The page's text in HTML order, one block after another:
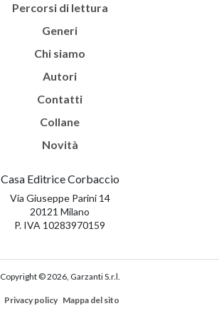
Percorsi di lettura
Generi
Chi siamo
Autori
Contatti
Collane
Novità
Casa Editrice Corbaccio
Via Giuseppe Parini 14
20121 Milano
P. IVA 10283970159
Copyright © 2026, Garzanti S.r.l.
Privacy policy Mappa del sito